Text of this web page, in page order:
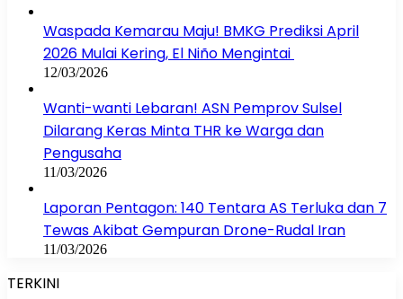
Waspada Kemarau Maju! BMKG Prediksi April
2026 Mulai Kering, El Niño Mengintai
12/03/2026
Wanti-wanti Lebaran! ASN Pemprov Sulsel
Dilarang Keras Minta THR ke Warga dan
Pengusaha
11/03/2026
Laporan Pentagon: 140 Tentara AS Terluka dan 7
Tewas Akibat Gempuran Drone-Rudal Iran
11/03/2026
TERKINI